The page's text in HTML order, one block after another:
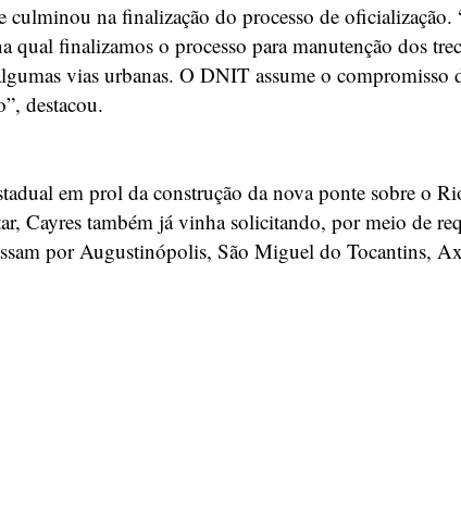
na finalização do processo de
finalizamos o processo para manutenção dos
vias urbanas. O DNIT assume o compromisso
destacou.
em prol da construção da nova ponte sobre o
Cayres também já vinha solicitando, por meio de
por Augustinópolis, São Miguel do Tocantins,